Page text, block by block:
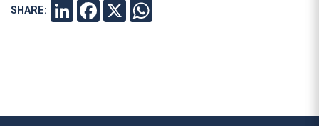
SHARE: LINKEDINFACEBOOK
X